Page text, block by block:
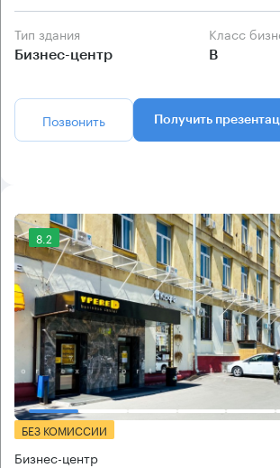
Тип здания
Бизнес-центр
Класс
B
Позвонить Получить
8.2
БЕЗ КОМИССИИ
Бизнес-центр